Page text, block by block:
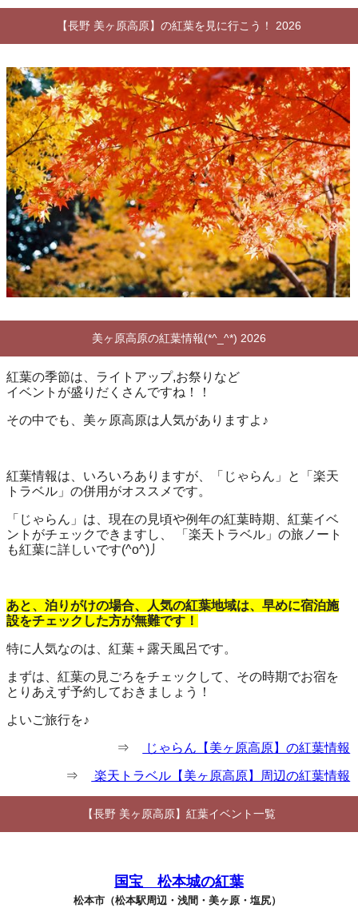
【長野 美ヶ原高原】の紅葉を見に行こう！ 2026
美ヶ原高原の紅葉情報(*^_^*) 2026
紅葉の季節は、ライトアップ,お祭りなど
イベントが盛りだくさんですね！！
その中でも、美ヶ原高原は人気がありますよ♪
紅葉情報は、いろいろありますが、「じゃらん」と「楽天
トラベル」の併用がオススメです。
「じゃらん」は、現在の見頃や例年の紅葉時期、紅葉イベ
ントがチェックできますし、 「楽天トラベル」の旅ノート
も紅葉に詳しいです(^o^)丿
あと、泊りがけの場合、人気の紅葉地域は、早めに宿泊施
設をチェックした方が無難です！
特に人気なのは、紅葉＋露天風呂です。
まずは、紅葉の見ごろをチェックして、その時期でお宿を
とりあえず予約しておきましょう！
よいご旅行を♪
⇒ じゃらん【美ヶ原高原】の紅葉情報
⇒ 楽天トラベル【美ヶ原高原】周辺の紅葉情報
【長野 美ヶ原高原】紅葉イベント一覧
国宝 松本城の紅葉
松本市（松本駅周辺・浅間・美ヶ原・塩尻）